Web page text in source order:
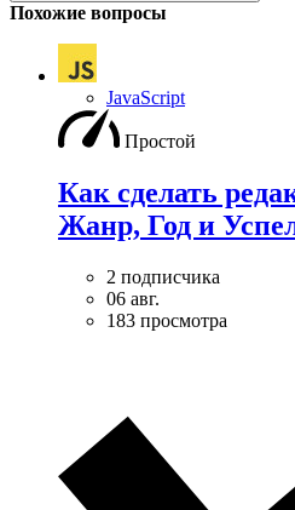
Похожие вопросы
JavaScript
Простой
Как сделать
Жанр, Год и
2 подписчика
06 авг.
183 просмотра